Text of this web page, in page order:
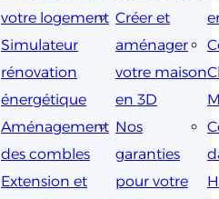
votre logement
Simulateur
rénovation
énergétique
Aménagement
des combles
Extension et
Créer et
aménager
votre maison
en 3D
Nos
garanties
pour votre